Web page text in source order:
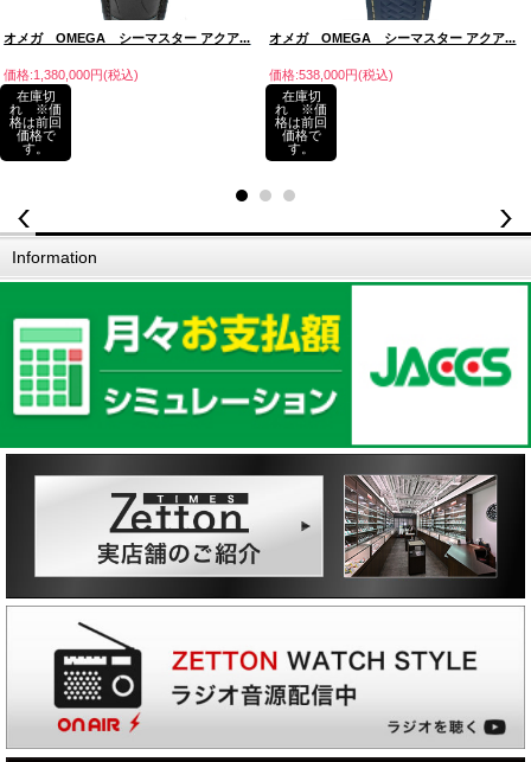
オメガ OMEGA シーマスター アクア...
価格:1,380,000円(税込)
在庫切
れ ※価
格は前回
価格で
す。
オメガ OMEGA シーマスター アクア...
価格:538,000円(税込)
在庫切
れ ※価
格は前回
価格で
す。
Information